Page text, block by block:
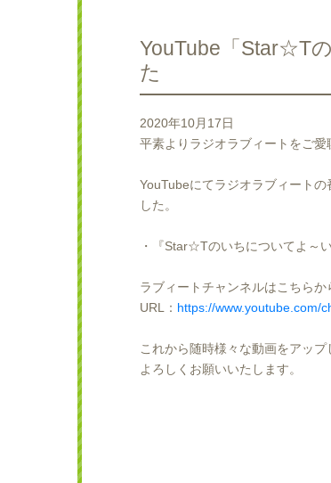
YouTube「Star☆T
た
2020年10月17日
平素よりラジオラブィートをご愛
YouTubeにてラジオラブィート
した。
・『Star☆Tのいちについてよ～
ラブィートチャンネルはこちらか
URL： https://www.youtube.com/
これから随時様々な動画をアッ
よろしくお願いいたします。